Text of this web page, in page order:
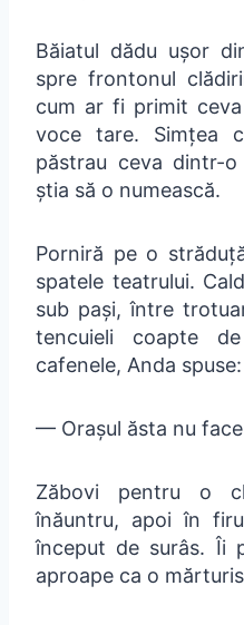
Băiatul dădu ușor
spre frontonul
cum ar fi primit
voce tare. Simțea
păstrau ceva dintr-
știa să o numească.
Porniră pe o
spatele teatrului.
sub pași, între
tencuieli coapte
cafenele, Anda spuse:
— Orașul ăsta nu
Zăbovi pentru o
înăuntru, apoi în
început de surâs. Îi
aproape ca o